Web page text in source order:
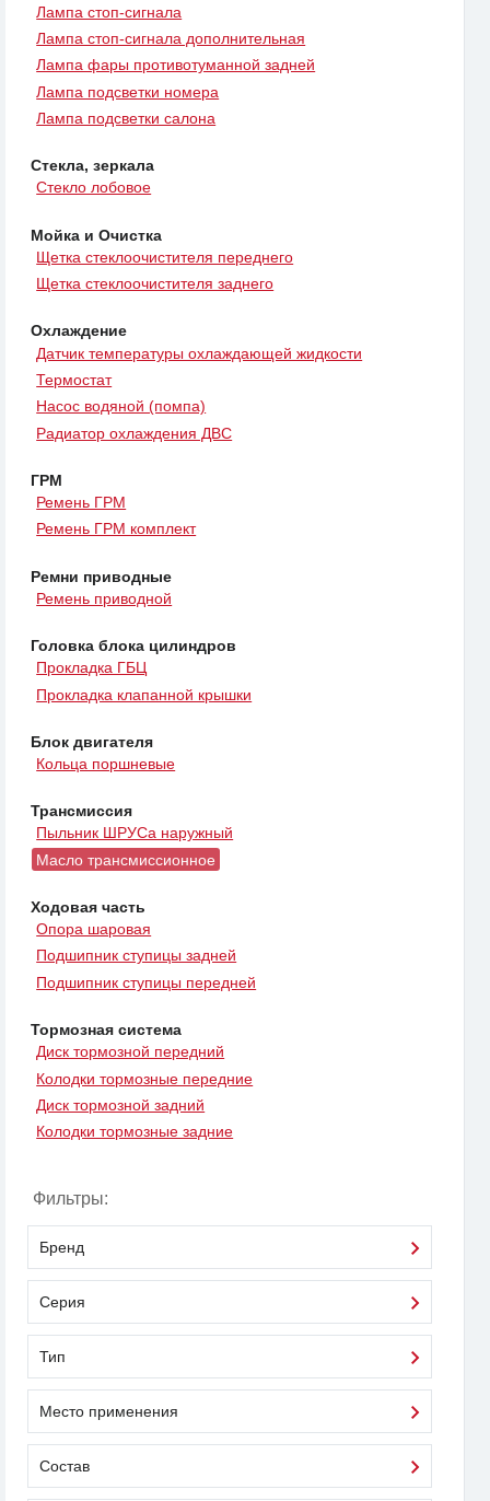
Лампа стоп-сигнала
Лампа стоп-сигнала дополнительная
Лампа фары противотуманной задней
Лампа подсветки номера
Лампа подсветки салона
Стекла, зеркала
Стекло лобовое
Мойка и Очистка
Щетка стеклоочистителя переднего
Щетка стеклоочистителя заднего
Охлаждение
Датчик температуры охлаждающей жидкости
Термостат
Насос водяной (помпа)
Радиатор охлаждения ДВС
ГРМ
Ремень ГРМ
Ремень ГРМ комплект
Ремни приводные
Ремень приводной
Головка блока цилиндров
Прокладка ГБЦ
Прокладка клапанной крышки
Блок двигателя
Кольца поршневые
Трансмиссия
Пыльник ШРУСа наружный
Масло трансмиссионное
Ходовая часть
Опора шаровая
Подшипник ступицы задней
Подшипник ступицы передней
Тормозная система
Диск тормозной передний
Колодки тормозные передние
Диск тормозной задний
Колодки тормозные задние
Фильтры:
Бренд
Серия
Тип
Место применения
Состав